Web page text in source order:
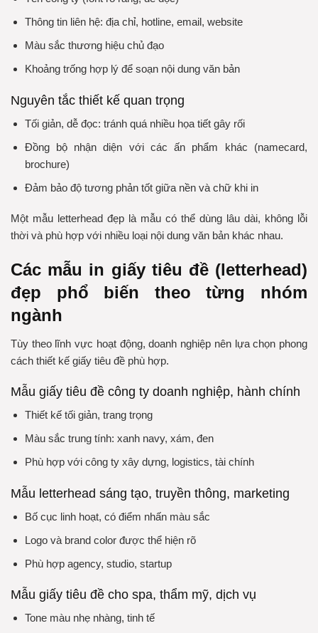
Thông tin liên hệ: địa chỉ, hotline, email, website
Màu sắc thương hiệu chủ đạo
Khoảng trống hợp lý để soạn nội dung văn bản
Nguyên tắc thiết kế quan trọng
Tối giản, dễ đọc: tránh quá nhiều họa tiết gây rối
Đồng bộ nhận diện với các ấn phẩm khác (namecard,
brochure)
Đảm bảo độ tương phản tốt giữa nền và chữ khi in
Một mẫu letterhead đẹp là mẫu có thể dùng lâu dài, không lỗi
thời và phù hợp với nhiều loại nội dung văn bản khác nhau.
Các mẫu in giấy tiêu đề (letterhead)
đẹp phổ biến theo từng nhóm
ngành
Tùy theo lĩnh vực hoạt động, doanh nghiệp nên lựa chọn phong
cách thiết kế giấy tiêu đề phù hợp.
Mẫu giấy tiêu đề công ty doanh nghiệp, hành chính
Thiết kế tối giản, trang trọng
Màu sắc trung tính: xanh navy, xám, đen
Phù hợp với công ty xây dựng, logistics, tài chính
Mẫu letterhead sáng tạo, truyền thông, marketing
Bố cục linh hoạt, có điểm nhấn màu sắc
Logo và brand color được thể hiện rõ
Phù hợp agency, studio, startup
Mẫu giấy tiêu đề cho spa, thẩm mỹ, dịch vụ
Tone màu nhẹ nhàng, tinh tế